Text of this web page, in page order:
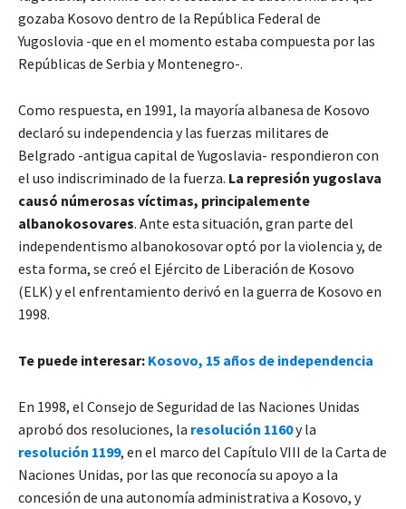
gozaba Kosovo dentro de la República Federal de
Yugoslovia -que en el momento estaba compuesta por las
Repúblicas de Serbia y Montenegro-.
Como respuesta, en 1991, la mayoría albanesa de Kosovo
declaró su independencia y las fuerzas militares de
Belgrado -antigua capital de Yugoslavia- respondieron con
el uso indiscriminado de la fuerza. La represión yugoslava
causó númerosas víctimas, principalemente
albanokosovares. Ante esta situación, gran parte del
independentismo albanokosovar optó por la violencia y, de
esta forma, se creó el Ejército de Liberación de Kosovo
(ELK) y el enfrentamiento derivó en la guerra de Kosovo en
1998.
Te puede interesar: Kosovo, 15 años de independencia
En 1998, el Consejo de Seguridad de las Naciones Unidas
aprobó dos resoluciones, la resolución 1160y la
resolución 1199, en el marco del Capítulo VIII de la Carta de
Naciones Unidas, por las que reconocía su apoyo a la
concesión de una autonomía administrativa a Kosovo, y